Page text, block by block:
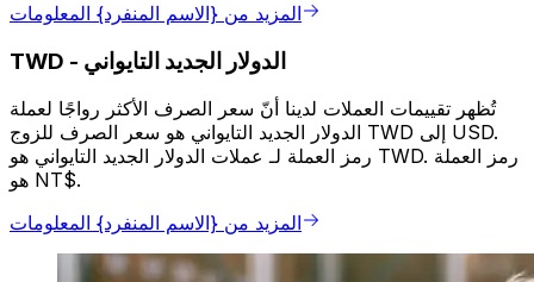
المزيد من {الاسم المنفرد} المعلومات
TWD - الدولار الجديد التايواني
تُظهر تقييمات العملات لدينا أنّ سعر الصرف الأكثر رواجًا لعملة
الدولار الجديد التايواني هو سعر الصرف للزوج TWD إلى USD.
رمز العملة لـ عملات الدولار الجديد التايواني هو TWD. رمز العملة
هو NT$.
المزيد من {الاسم المنفرد} المعلومات